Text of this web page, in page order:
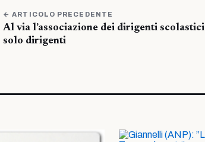
← ARTICOLO PRECEDENTE
Al via l’associazione dei dirigenti scolastici
solo dirigenti